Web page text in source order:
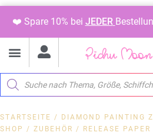
❤️ Spare 10% bei JEDER
STARTSEITE /
DIAMOND PAINTING
SHOP / ZUBEHÖR / RELEASE PAPER